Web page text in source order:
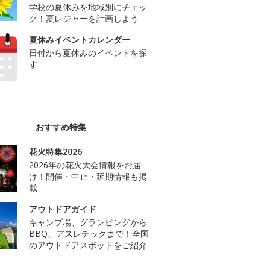
学校の夏休みを地域別にチェッ
ク！夏レジャーを計画しよう
夏休みイベントカレンダー
日付から夏休みのイベントを探
す
おすすめ特集
花火特集2026
2026年の花火大会情報をお届
け！開催・中止・延期情報も掲
載
アウトドアガイド
キャンプ場、グランピングから
BBQ、アスレチックまで！全国
のアウトドアスポットをご紹介